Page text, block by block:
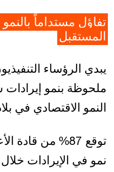
تفاؤل مستداماً
المستقبل
يبدي الرؤساء
ملحوظة بنمو إيرادات
النمو الاقتصادي في
توقع 87% من
نمو في الإيرادات